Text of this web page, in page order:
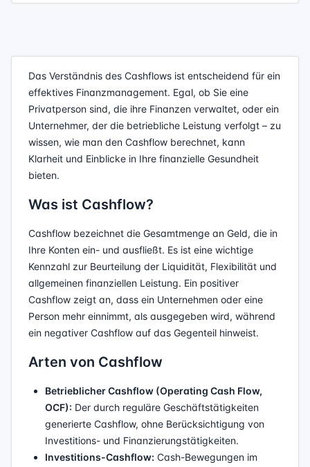
Das Verständnis des Cashflows ist entscheidend für ein
effektives Finanzmanagement. Egal, ob Sie eine
Privatperson sind, die ihre Finanzen verwaltet, oder ein
Unternehmer, der die betriebliche Leistung verfolgt – zu
wissen, wie man den Cashflow berechnet, kann
Klarheit und Einblicke in Ihre finanzielle Gesundheit
bieten.
Was ist Cashflow?
Cashflow bezeichnet die Gesamtmenge an Geld, die in
Ihre Konten ein- und ausfließt. Es ist eine wichtige
Kennzahl zur Beurteilung der Liquidität, Flexibilität und
allgemeinen finanziellen Leistung. Ein positiver
Cashflow zeigt an, dass ein Unternehmen oder eine
Person mehr einnimmt, als ausgegeben wird, während
ein negativer Cashflow auf das Gegenteil hinweist.
Arten von Cashflow
Betrieblicher Cashflow (Operating Cash Flow,
OCF): Der durch reguläre Geschäftstätigkeiten
generierte Cashflow, ohne Berücksichtigung von
Investitions- und Finanzierungstätigkeiten.
Investitions-Cashflow: Cash-Bewegungen im